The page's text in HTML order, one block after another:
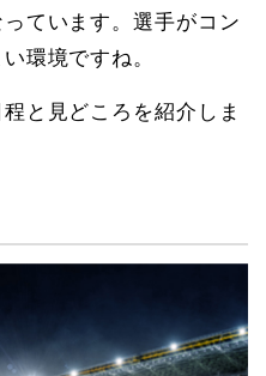
ています。選手がコン
環境ですね。
と見どころを紹介しま